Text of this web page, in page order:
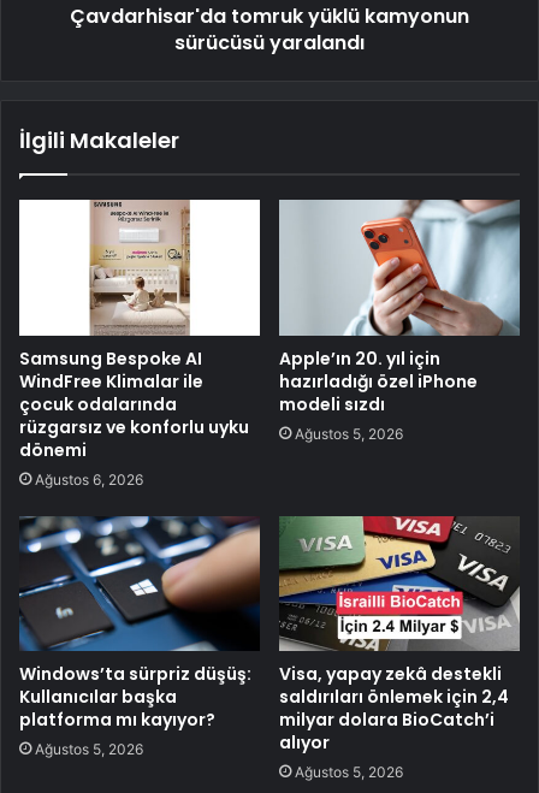
Çavdarhisar'da tomruk yüklü kamyonun
sürücüsü yaralandı
İlgili Makaleler
Samsung Bespoke AI
WindFree Klimalar ile
çocuk odalarında
rüzgarsız ve konforlu uyku
dönemi
Ağustos 6, 2026
Apple’ın 20. yıl için
hazırladığı özel iPhone
modeli sızdı
Ağustos 5, 2026
Windows’ta sürpriz düşüş:
Kullanıcılar başka
platforma mı kayıyor?
Ağustos 5, 2026
Visa, yapay zekâ destekli
saldırıları önlemek için 2,4
milyar dolara BioCatch’i
alıyor
Ağustos 5, 2026